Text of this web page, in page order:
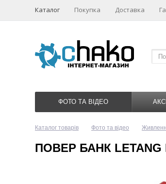
Каталог Покупка Доставка
ФОТО ТА ВІДЕО
Каталог товарів Фото та відео
ПОВЕР БАНК